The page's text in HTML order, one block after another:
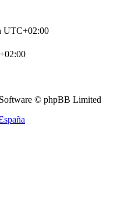
UTC+02:00
© phpBB Limited